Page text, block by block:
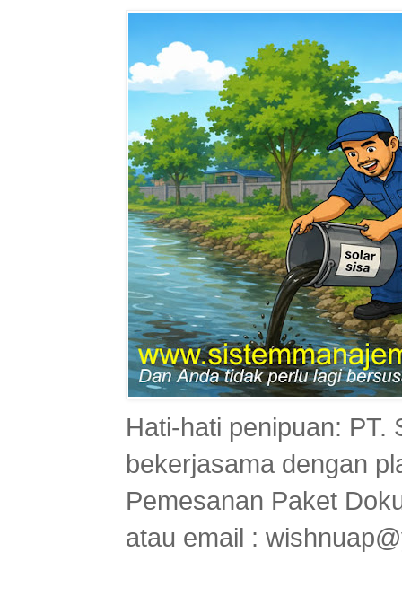
Hati-hati penipuan: PT.
bekerjasama dengan
Pemesanan Paket
atau email :